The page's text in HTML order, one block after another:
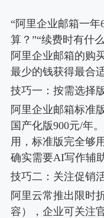
“阿里企业邮箱一年
算？”“续费时有什
阿里企业邮箱的购
最少的钱获得最合
技巧一：按需选择
阿里企业邮箱标准
国产化版900元/年
用，标准版完全够
确实需要AI写作辅
技巧二：关注促销
阿里云常推出限时
容），企业可关注